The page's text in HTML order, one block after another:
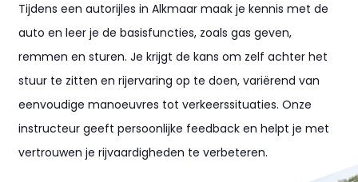
Tijdens een autorijles in Alkmaar maak je kennis met de
auto en leer je de basisfuncties, zoals gas geven,
remmen en sturen. Je krijgt de kans om zelf achter het
stuur te zitten en rijervaring op te doen, variërend van
eenvoudige manoeuvres tot verkeerssituaties. Onze
instructeur geeft persoonlijke feedback en helpt je met
vertrouwen je rijvaardigheden te verbeteren.